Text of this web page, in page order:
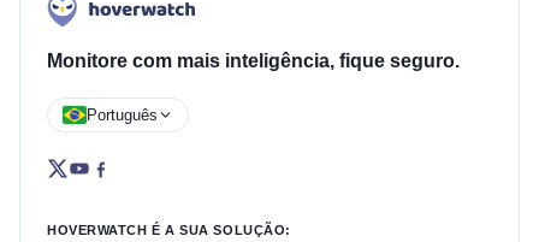
Monitore com mais inteligência, fique seguro.
Português
HOVERWATCH É A SUA SOLUÇÃO: